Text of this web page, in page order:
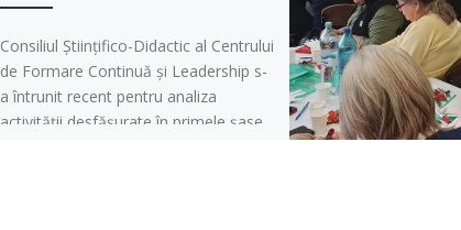
Consiliul Științifico-Didactic al Centrului
de Formare Continuă și Leadership s-
a întrunit recent pentru analiza
activității desfășurate în primele șase